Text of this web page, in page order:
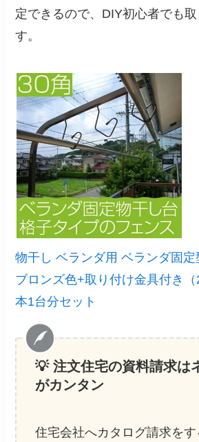
定できるので、DIY初心者でも
す。
物干し ベランダ用 ベランダ固定
ブロンズ色+取り付け金具付き
本1台分セット
💡 注文住宅の資料請求は
がカンタン
住宅会社へカタログ請求を